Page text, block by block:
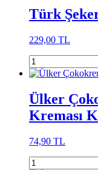
Türk
229,00 TL
Ülker
Kreması
74,90 TL